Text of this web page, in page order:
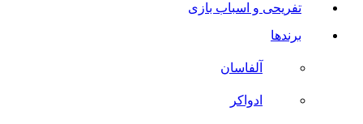
تفریحی و اسباب بازی
برندها
آلفاسان
ادواکر